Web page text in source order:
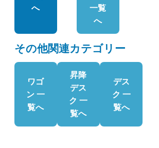
へ
一覧
へ
その他関連カテゴリー
ワゴ
ン 一
覧へ
昇降
デス
ク 一
覧へ
デス
ク 一
覧へ